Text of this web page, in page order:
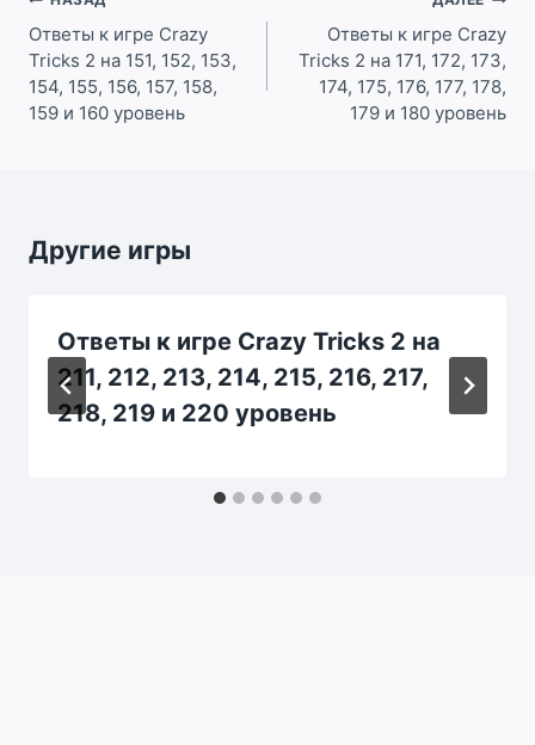
по
записям
Ответы к игре Crazy
Tricks 2 на 151, 152, 153,
154, 155, 156, 157, 158,
159 и 160 уровень
Ответы к игре Crazy
Tricks 2 на 171, 172, 173,
174, 175, 176, 177, 178,
179 и 180 уровень
Другие игры
Ответы к игре Crazy Tricks 2 на
211, 212, 213, 214, 215, 216, 217,
218, 219 и 220 уровень